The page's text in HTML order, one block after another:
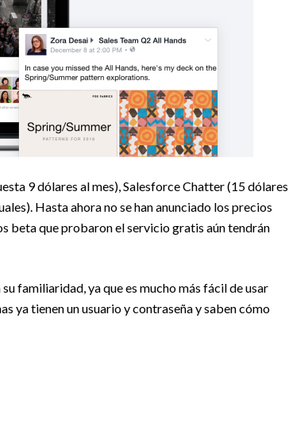
9 dólares al mes), Salesforce Chatter (15 dólares
Hasta ahora no se han anunciado los precios
beta que probaron el servicio gratis aún tendrán
familiaridad, ya que es mucho más fácil de usar
ya tienen un usuario y contraseña y saben cómo